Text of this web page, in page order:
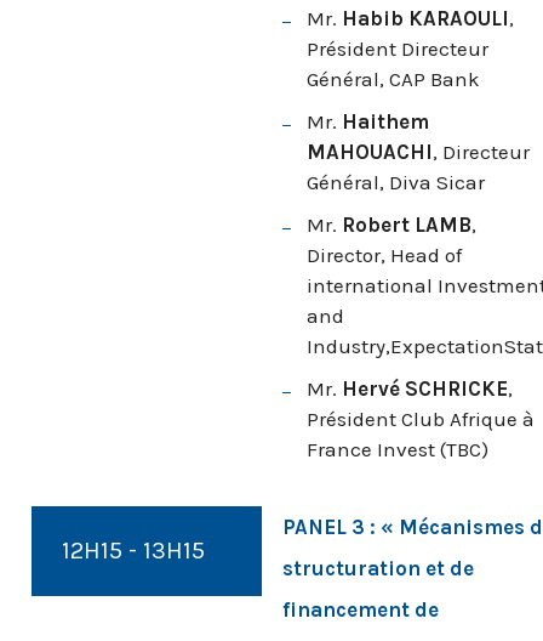
Mr. Habib KARAOULI,
Président Directeur
Général, CAP Bank
Mr. Haithem
MAHOUACHI, Directeur
Général, Diva Sicar
Mr. Robert LAMB,
Director, Head of
international
and
Mr. Hervé SCHRICKE,
Président Club Afrique à
France Invest (TBC)
12H15 - 13H15
PANEL 3 : « Mécanismes
structuration et de
financement de